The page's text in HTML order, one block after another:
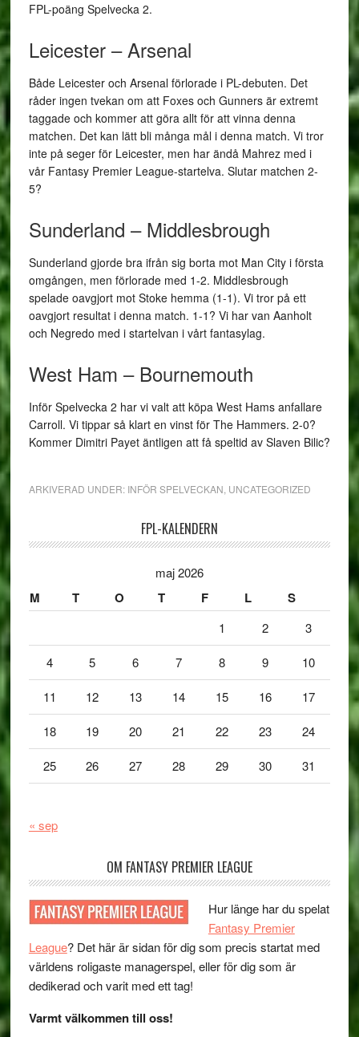
FPL-poäng Spelvecka 2.
Leicester – Arsenal
Både Leicester och Arsenal förlorade i PL-debuten. Det
råder ingen tvekan om att Foxes och Gunners är extremt
taggade och kommer att göra allt för att vinna denna
matchen. Det kan lätt bli många mål i denna match. Vi tror
inte på seger för Leicester, men har ändå Mahrez med i
vår Fantasy Premier League-startelva. Slutar matchen 2-
5?
Sunderland – Middlesbrough
Sunderland gjorde bra ifrån sig borta mot Man City i första
omgången, men förlorade med 1-2. Middlesbrough
spelade oavgjort mot Stoke hemma (1-1). Vi tror på ett
oavgjort resultat i denna match. 1-1? Vi har van Aanholt
och Negredo med i startelvan i vårt fantasylag.
West Ham – Bournemouth
Inför Spelvecka 2 har vi valt att köpa West Hams anfallare
Carroll. Vi tippar så klart en vinst för The Hammers. 2-0?
Kommer Dimitri Payet äntligen att få speltid av Slaven Bilic?
ARKIVERAD UNDER: INFÖR SPELVECKAN UNCATEGORIZED
FPL-KALENDERN
maj 2026
M T O T F L S
1 2 3
4 5 6 7 8 9 10
11 12 13 14 15 16 17
18 19 20 21 22 23 24
25 26 27 28 29 30 31
« sep
OM FANTASY PREMIER LEAGUE
Hur länge har du spelat
Fantasy Premier
League? Det här är sidan för dig som precis startat med
världens roligaste managerspel, eller för dig som är
dedikerad och varit med ett tag!
Varmt välkommen till oss!